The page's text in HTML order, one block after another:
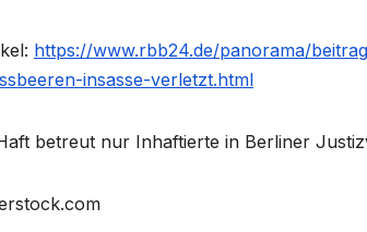
https://www.rbb24.de/panorama/
insasse-verletzt.html
betreut nur Inhaftierte in Berliner